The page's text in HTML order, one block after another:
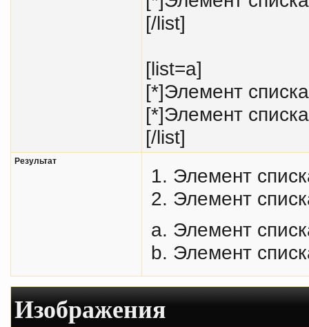
[/list]
[list=a]
[*]Элемент
[*]Элемент
[/list]
Результат
Элемент
Элемент
Элемент
Элемент
Изображения